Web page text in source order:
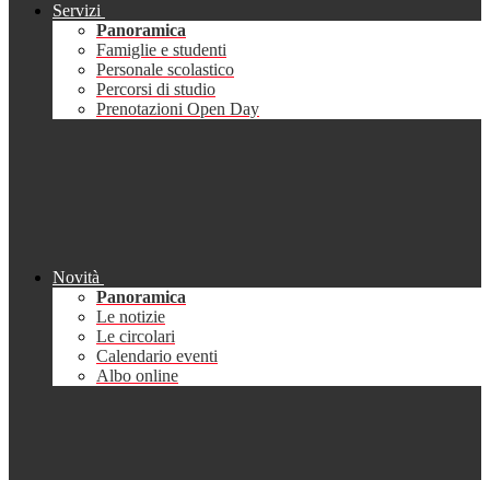
Servizi
Panoramica
Famiglie e studenti
Personale scolastico
Percorsi di studio
Prenotazioni Open Day
Novità
Panoramica
Le notizie
Le circolari
Calendario eventi
Albo online